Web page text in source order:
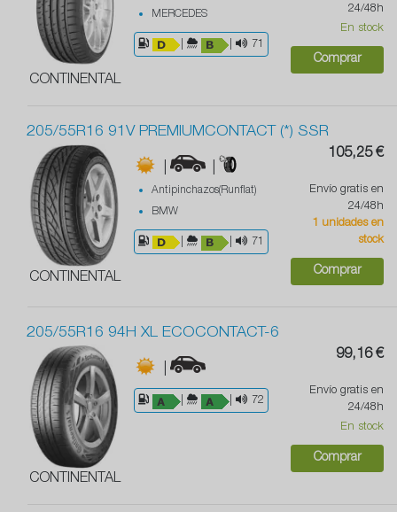
CONTINENTAL
MERCEDES
71
24/48h
En stock
Comprar
205/55R16 91V PREMIUMCONTACT (*) SSR
CONTINENTAL
|
Antipinchazos(Runflat)
BMW
71
105,25 €
Envío gratis en
24/48h
1 unidades en
stock
Comprar
205/55R16 94H XL ECOCONTACT-6
CONTINENTAL
|
72
99,16 €
Envío gratis en
24/48h
En stock
Comprar